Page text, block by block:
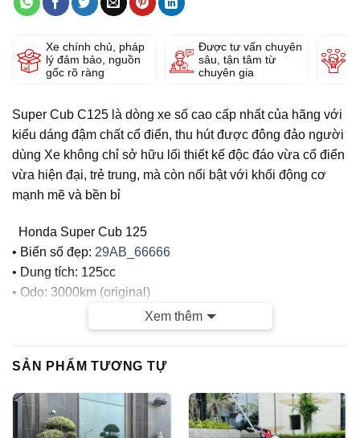
Xe chính chủ, pháp
lý đảm bảo, nguồn
gốc rõ ràng
Được tư vấn chuyên
sâu, tận tâm từ
chuyên gia
Super Cub C125 là dòng xe số cao cấp nhất của hãng với
kiểu dáng đậm chất cổ điển, thu hút được đông đảo người
dùng Xe không chỉ sở hữu lối thiết kế độc đáo vừa cổ điển
vừa hiện đại, trẻ trung, mà còn nổi bật với khối động cơ
mạnh mẽ và bền bỉ
Honda Super Cub 125
• Biển số đẹp: 29AB_66666
• Dung tích: 125cc
• Odo: 3000km (original)
CỬA HÀNG TUẤN VIỆT MOTOR CAM KẾT :
– Xe chính chủ
– Giá thành hợp lý
Xem thêm
SẢN PHẨM TƯƠNG TỰ